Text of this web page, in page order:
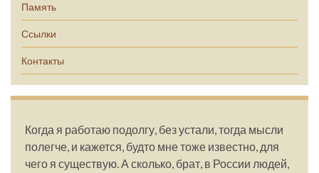
Память
Ссылки
Контакты
Когда я работаю подолгу, без устали, тогда мысли
полегче, и кажется, будто мне тоже известно, для
чего я существую. А сколько, брат, в России людей,